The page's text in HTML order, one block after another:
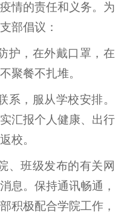
情的责任和义务。为
部倡议：
护，在外戴口罩，在
聚餐不扎堆。
系，服从学校安排。
汇报个人健康、出行
校。
、班级发布的有关网
息。保持通讯畅通，
积极配合学院工作，